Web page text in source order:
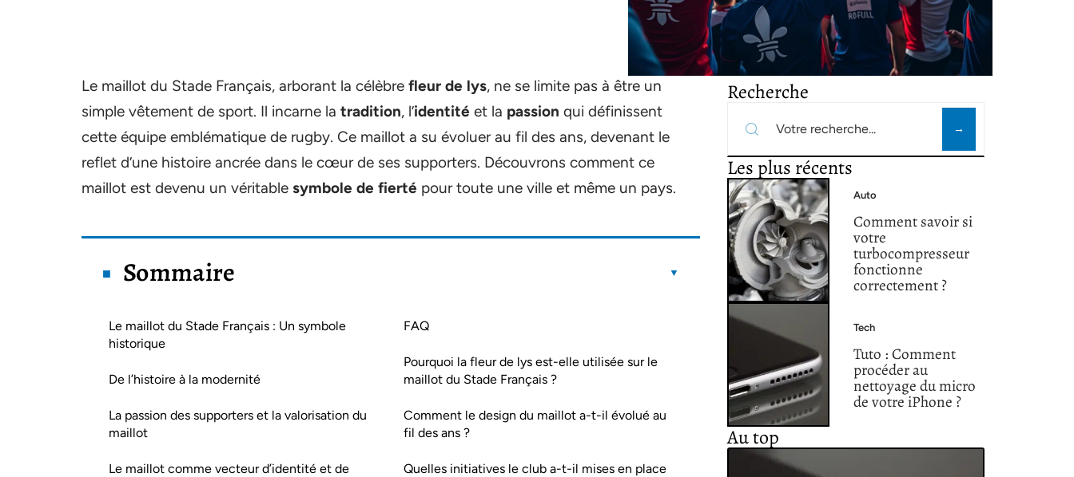
Le maillot du Stade Français, arborant la célèbre fleur de lys, ne se limite pas à être un
simple vêtement de sport. Il incarne la tradition, l’identité et la passion qui définissent
cette équipe emblématique de rugby. Ce maillot a su évoluer au fil des ans, devenant le
reflet d’une histoire ancrée dans le cœur de ses supporters. Découvrons comment ce
maillot est devenu un véritable symbole de fierté pour toute une ville et même un pays.
Sommaire
Le maillot du Stade Français : Un symbole
historique
De l’histoire à la modernité
La passion des supporters et la valorisation du
maillot
Le maillot comme vecteur d’identité et de
FAQ
Pourquoi la fleur de lys est-elle utilisée sur le
maillot du Stade Français ?
Comment le design du maillot a-t-il évolué au
fil des ans ?
Quelles initiatives le club a-t-il mises en place
Recherche
Les plus récents
Auto
Comment savoir si
votre
turbocompresseur
fonctionne
correctement ?
Tech
Tuto : Comment
procéder au
nettoyage du micro
de votre iPhone ?
Au top